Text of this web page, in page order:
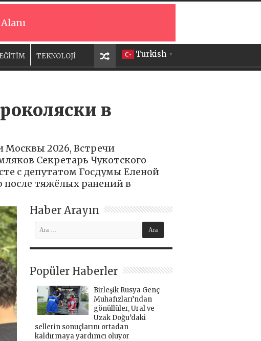
Turkish ▼
EĞİTİM TEKNOLOJİ
в
Москвы 2026, Встречи
Секретарь Чукотского
с депутатом Госдумы Еленой
тяжёлых ранений в
Haber Arayın
Popüler Haberler
Birleşik Rusya Genç
Muhafızları’ndan
gönüllüler, Ural ve
Uzak Doğu’daki
sellerin sonuçlarını ortadan
kaldırmaya yardımcı oluyor